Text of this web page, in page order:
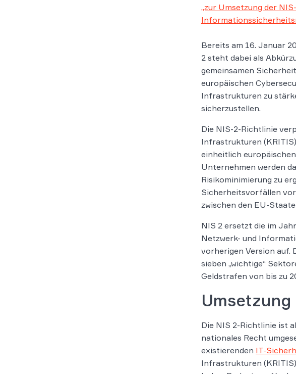
„zur Umsetzung der
Bereits am 16. Januar
2 steht dabei als
gemeinsamen
europäischen
Infrastrukturen zu
sicherzustellen.
Die NIS-2-Richtlinie
Infrastrukturen
einheitlich
Unternehmen werden
Risikominimierung zu
Sicherheitsvorfällen vor
zwischen den EU-
NIS 2 ersetzt die im
Netzwerk- und
vorherigen Version auf.
sieben „wichtige“
Geldstrafen von bis zu
Die NIS 2-Richtlinie ist
nationales Recht
existierenden IT-
Infrastrukturen